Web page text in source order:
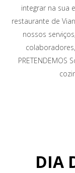
integrar na sua
restaurante de
nossos
colaboradores,
PRETENDEMOS
DIA